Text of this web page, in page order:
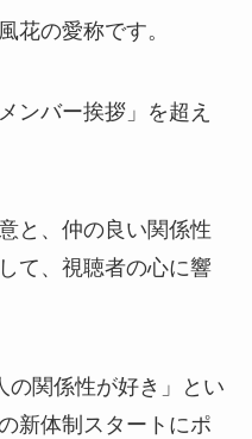
花の愛称です。
ンバー挨拶」を超え
と、仲の良い関係性
て、視聴者の心に響
の関係性が好き」とい
新体制スタートにポ